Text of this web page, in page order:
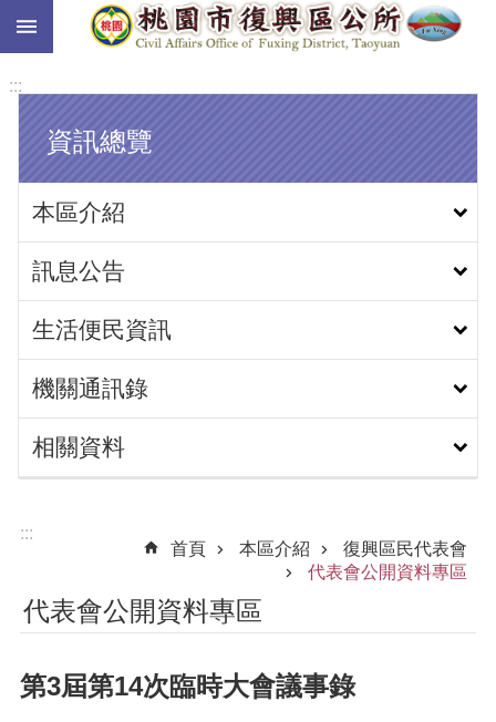
跳到主要內容區塊
:::
資訊總覽
本區介紹
訊息公告
生活便民資訊
機關通訊錄
相關資料
:::
首頁
本區介紹
復興區民代表會
代表會公開資料專區
代表會公開資料專區
第3屆第14次臨時大會議事錄